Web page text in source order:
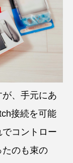
、手元にあ
接続を可能
コントロー
たのも束の